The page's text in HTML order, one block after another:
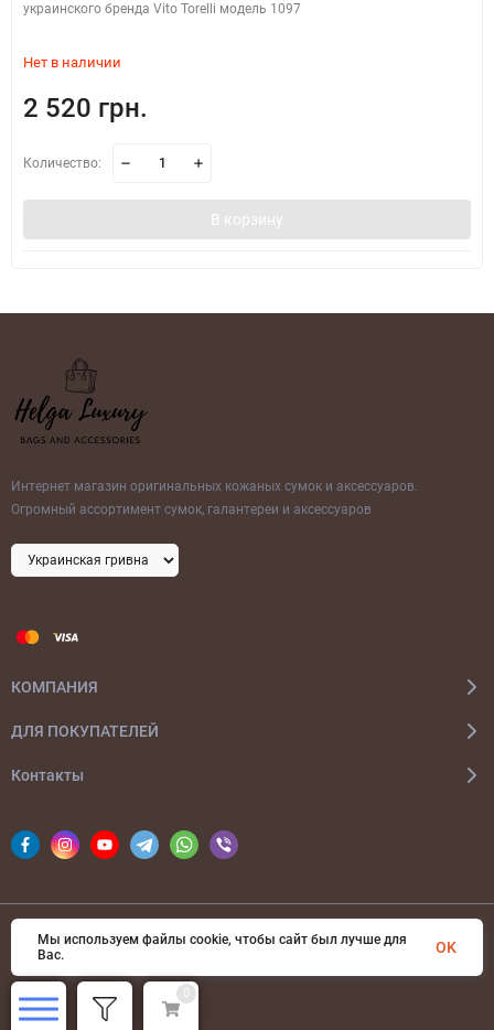
украинского бренда Vito Torelli модель 1097
Нет в наличии
2 520 грн.
Количество:
В корзину
Интернет магазин оригинальных кожаных сумок и аксессуаров.
Огромный ассортимент сумок, галантереи и аксессуаров
КОМПАНИЯ
ДЛЯ ПОКУПАТЕЛЕЙ
Контакты
© 2026 bags-ua.com Все права защищены
0
Мы используем файлы cookie, чтобы сайт был лучше для
Вас.
OK